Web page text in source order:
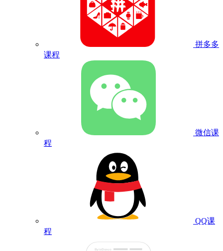
拼多多
课程
微信课
程
QQ课
程